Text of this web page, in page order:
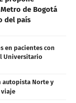
de Bogotá
del país
en pacientes con
Universitario
autopista Norte y
viaje